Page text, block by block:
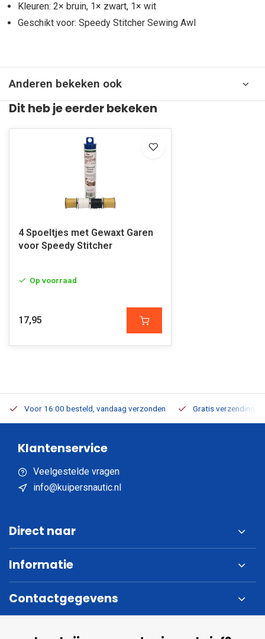
Kleuren: 2× bruin, 1× zwart, 1× wit
Geschikt voor: Speedy Stitcher Sewing Awl
Anderen bekeken ook
Dit heb je eerder bekeken
4 Spoeltjes met Gewaxt Garen
voor Speedy Stitcher
Op voorraad
17,95
Voor 16:00 besteld, vandaag verzonden Gratis verzending
Klantenservice
Veelgestelde vragen
info@kuipersnautic.nl
Direct naar
Informatie
Contactgegevens